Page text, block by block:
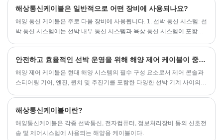
해상통신케이블은 일반적으로 어떤 장비에 사용되나요?
해양 통신 케이블은 주로 다음 장비에 사용됩니다. 1. 선박 통신 시스템: 선
박 통신 시스템에는 선박 내부 통신 시스템과 육상 통신 시스템이 포함됩
안전하고 효율적인 선박 운영을 위해 해양 제어 케이블이 중요한 이유는 무엇입니까?
해양 제어 케이블은 현대 해양 시스템의 필수 구성 요소로서 제어 콘솔과
스티어링 기어, 엔진, 윈치 및 추진기를 포함한 다양한 선박 기계 사이의
어를 제공하도록 설계되었습니다. 안전, 효율성 및 장기적인 성능을 추구
하는 조선소, 운영자 및 유지 보수 전문가에게는 구조, 기능 및 응용 프로
그램을 이해하는 것이 중요합니다.
해상통신케이블이란?
​해양통신케이블은 각종 선박통신, 전자컴퓨터, 정보처리장비 등의 신호전
송 및 제어시스템에 사용되는 해양용 케이블이다.